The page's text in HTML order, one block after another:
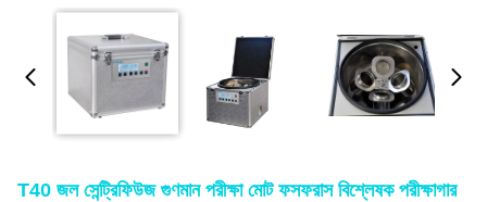
T40 জল সেন্ট্রিফিউজ গুণমান পরীক্ষা মোট ফসফরাস বিশ্লেষক পরীক্ষাগার